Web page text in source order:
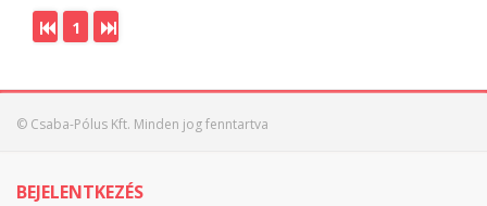
1
© Csaba-Pólus Kft. Minden jog fenntartva
BEJELENTKEZÉS